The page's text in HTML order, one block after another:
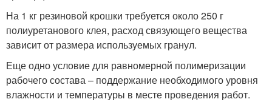
На 1 кг резиновой крошки требуется около 250 г
полиуретанового клея, расход связующего вещества
зависит от размера используемых гранул.
Еще одно условие для равномерной полимеризации
рабочего состава – поддержание необходимого уровня
влажности и температуры в месте проведения работ.